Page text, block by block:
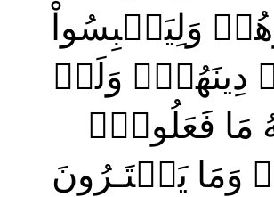
وَلِيَلۡبِسُواْ
دِينَهُمۡۖ وَلَوۡ
مَا فَعَلُوهُۖ
يَفۡتَـرُونَ